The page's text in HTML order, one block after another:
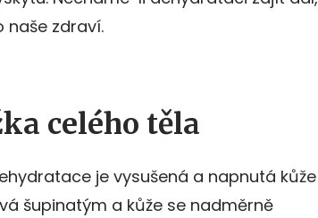
naše zdraví.
celého těla
je vysušená a napnutá kůže
šupinatým a kůže se nadměrně